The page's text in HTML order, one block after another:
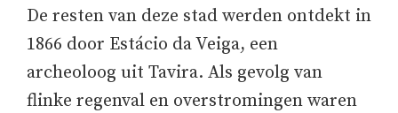
De resten van deze stad werden ontdekt in
1866 door Estácio da Veiga, een
archeoloog uit Tavira. Als gevolg van
flinke regenval en overstromingen waren